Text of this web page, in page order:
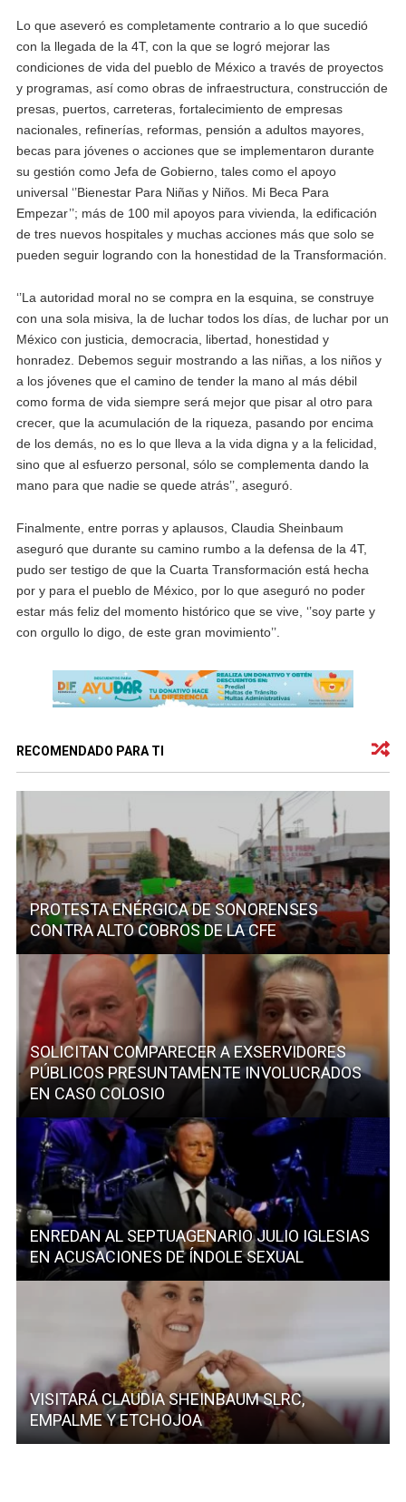
Lo que aseveró es completamente contrario a lo que sucedió
con la llegada de la 4T, con la que se logró mejorar las
condiciones de vida del pueblo de México a través de proyectos
y programas, así como obras de infraestructura, construcción de
presas, puertos, carreteras, fortalecimiento de empresas
nacionales, refinerías, reformas, pensión a adultos mayores,
becas para jóvenes o acciones que se implementaron durante
su gestión como Jefa de Gobierno, tales como el apoyo
universal ‘’Bienestar Para Niñas y Niños. Mi Beca Para
Empezar’’; más de 100 mil apoyos para vivienda, la edificación
de tres nuevos hospitales y muchas acciones más que solo se
pueden seguir logrando con la honestidad de la Transformación.
‘’La autoridad moral no se compra en la esquina, se construye
con una sola misiva, la de luchar todos los días, de luchar por un
México con justicia, democracia, libertad, honestidad y
honradez. Debemos seguir mostrando a las niñas, a los niños y
a los jóvenes que el camino de tender la mano al más débil
como forma de vida siempre será mejor que pisar al otro para
crecer, que la acumulación de la riqueza, pasando por encima
de los demás, no es lo que lleva a la vida digna y a la felicidad,
sino que al esfuerzo personal, sólo se complementa dando la
mano para que nadie se quede atrás’’, aseguró.
Finalmente, entre porras y aplausos, Claudia Sheinbaum
aseguró que durante su camino rumbo a la defensa de la 4T,
pudo ser testigo de que la Cuarta Transformación está hecha
por y para el pueblo de México, por lo que aseguró no poder
estar más feliz del momento histórico que se vive, ‘’soy parte y
con orgullo lo digo, de este gran movimiento’’.
RECOMENDADO PARA TI
PROTESTA ENÉRGICA DE SONORENSES
CONTRA ALTO COBROS DE LA CFE
SOLICITAN COMPARECER A EXSERVIDORES
PÚBLICOS PRESUNTAMENTE INVOLUCRADOS
EN CASO COLOSIO
ENREDAN AL SEPTUAGENARIO JULIO IGLESIAS
EN ACUSACIONES DE ÍNDOLE SEXUAL
VISITARÁ CLAUDIA SHEINBAUM SLRC,
EMPALME Y ETCHOJOA